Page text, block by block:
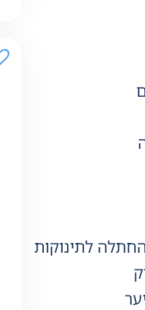
לתינוקות